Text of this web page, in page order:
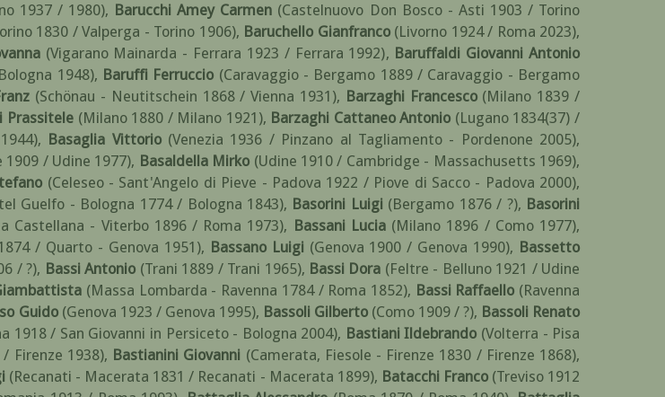
1937 / 1980), Barucchi Amey Carmen (Castelnuovo Don Bosco - Asti 1903 / Torino
1830 / Valperga - Torino 1906), Baruchello Gianfranco (Livorno 1924 / Roma 2023),
(Vigarano Mainarda - Ferrara 1923 / Ferrara 1992), Baruffaldi Giovanni Antonio
1948), Baruffi Ferruccio (Caravaggio - Bergamo 1889 / Caravaggio - Bergamo
(Schönau - Neutitschein 1868 / Vienna 1931), Barzaghi Francesco (Milano 1839 /
Prassitele (Milano 1880 / Milano 1921), Barzaghi Cattaneo Antonio (Lugano 1834(37) /
, Basaglia Vittorio (Venezia 1936 / Pinzano al Tagliamento - Pordenone 2005),
1909 / Udine 1977), Basaldella Mirko (Udine 1910 / Cambridge - Massachusetts 1969),
(Celeseo - Sant'Angelo di Pieve - Padova 1922 / Piove di Sacco - Padova 2000),
Guelfo - Bologna 1774 / Bologna 1843), Basorini Luigi (Bergamo 1876 / ?), Basorini
Castellana - Viterbo 1896 / Roma 1973), Bassani Lucia (Milano 1896 / Como 1977),
/ Quarto - Genova 1951), Bassano Luigi (Genova 1900 / Genova 1990), Bassetto
/ ?), Bassi Antonio (Trani 1889 / Trani 1965), Bassi Dora (Feltre - Belluno 1921 / Udine
(Massa Lombarda - Ravenna 1784 / Roma 1852), Bassi Raffaello (Ravenna
Guido (Genova 1923 / Genova 1995), Bassoli Gilberto (Como 1909 / ?), Bassoli Renato
1918 / San Giovanni in Persiceto - Bologna 2004), Bastiani Ildebrando (Volterra - Pisa
Firenze 1938), Bastianini Giovanni (Camerata, Fiesole - Firenze 1830 / Firenze 1868),
(Recanati - Macerata 1831 / Recanati - Macerata 1899), Batacchi Franco (Treviso 1912